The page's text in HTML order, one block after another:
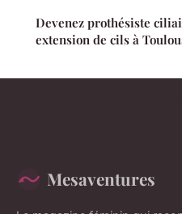
Devenez prothésiste
extension de cils à
Mesaventures